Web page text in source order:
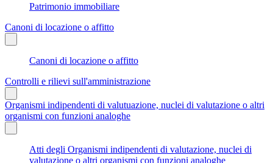
Patrimonio immobiliare
Canoni di locazione o affitto
Canoni di locazione o affitto
Controlli e rilievi sull'amministrazione
Organismi indipendenti di valutuazione, nuclei di valutazione o altri
organismi con funzioni analoghe
Atti degli Organismi indipendenti di valutazione, nuclei di
valutazione o altri organismi con funzioni analoghe